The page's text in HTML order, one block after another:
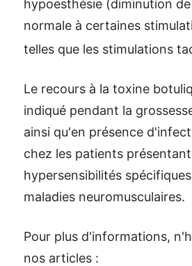
hypoesthésie (diminution
normale à certaines
telles que les stimulations
Le recours à la toxine
indiqué pendant la
ainsi qu'en présence
chez les patients
hypersensibilités
maladies neuromusculaires.
Pour plus d'informations,
nos articles :